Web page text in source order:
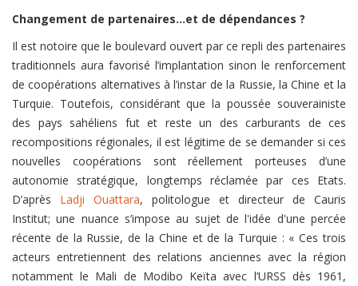
Changement de partenaires…et de dépendances ?
Il est notoire que le boulevard ouvert par ce repli des partenaires
traditionnels aura favorisé l’implantation sinon le renforcement
de coopérations alternatives à l’instar de la Russie, la Chine et la
Turquie. Toutefois, considérant que la poussée souverainiste
des pays sahéliens fut et reste un des carburants de ces
recompositions régionales, il est légitime de se demander si ces
nouvelles coopérations sont réellement porteuses d’une
autonomie stratégique, longtemps réclamée par ces Etats.
D’après Ladji Ouattara, politologue et directeur de Cauris
Institut; une nuance s’impose au sujet de l'idée d'une percée
récente de la Russie, de la Chine et de la Turquie : « Ces trois
acteurs entretiennent des relations anciennes avec la région
notamment le Mali de Modibo Keïta avec l’URSS dès 1961,